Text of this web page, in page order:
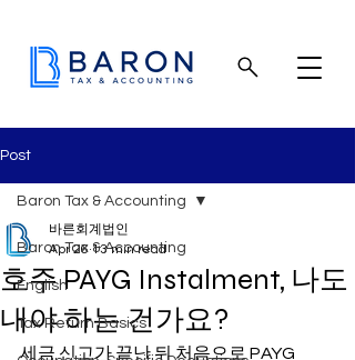
Post
Baron Tax & Accounting
English
Tax Return Basics
Baron Tax & Accounting
호주 PAYG Instalment, 나도
내야 하는 건가요?
바른회계법인
Apr 26 13 min read
세금 신고가 끝난 뒤 처음으로 PAYG